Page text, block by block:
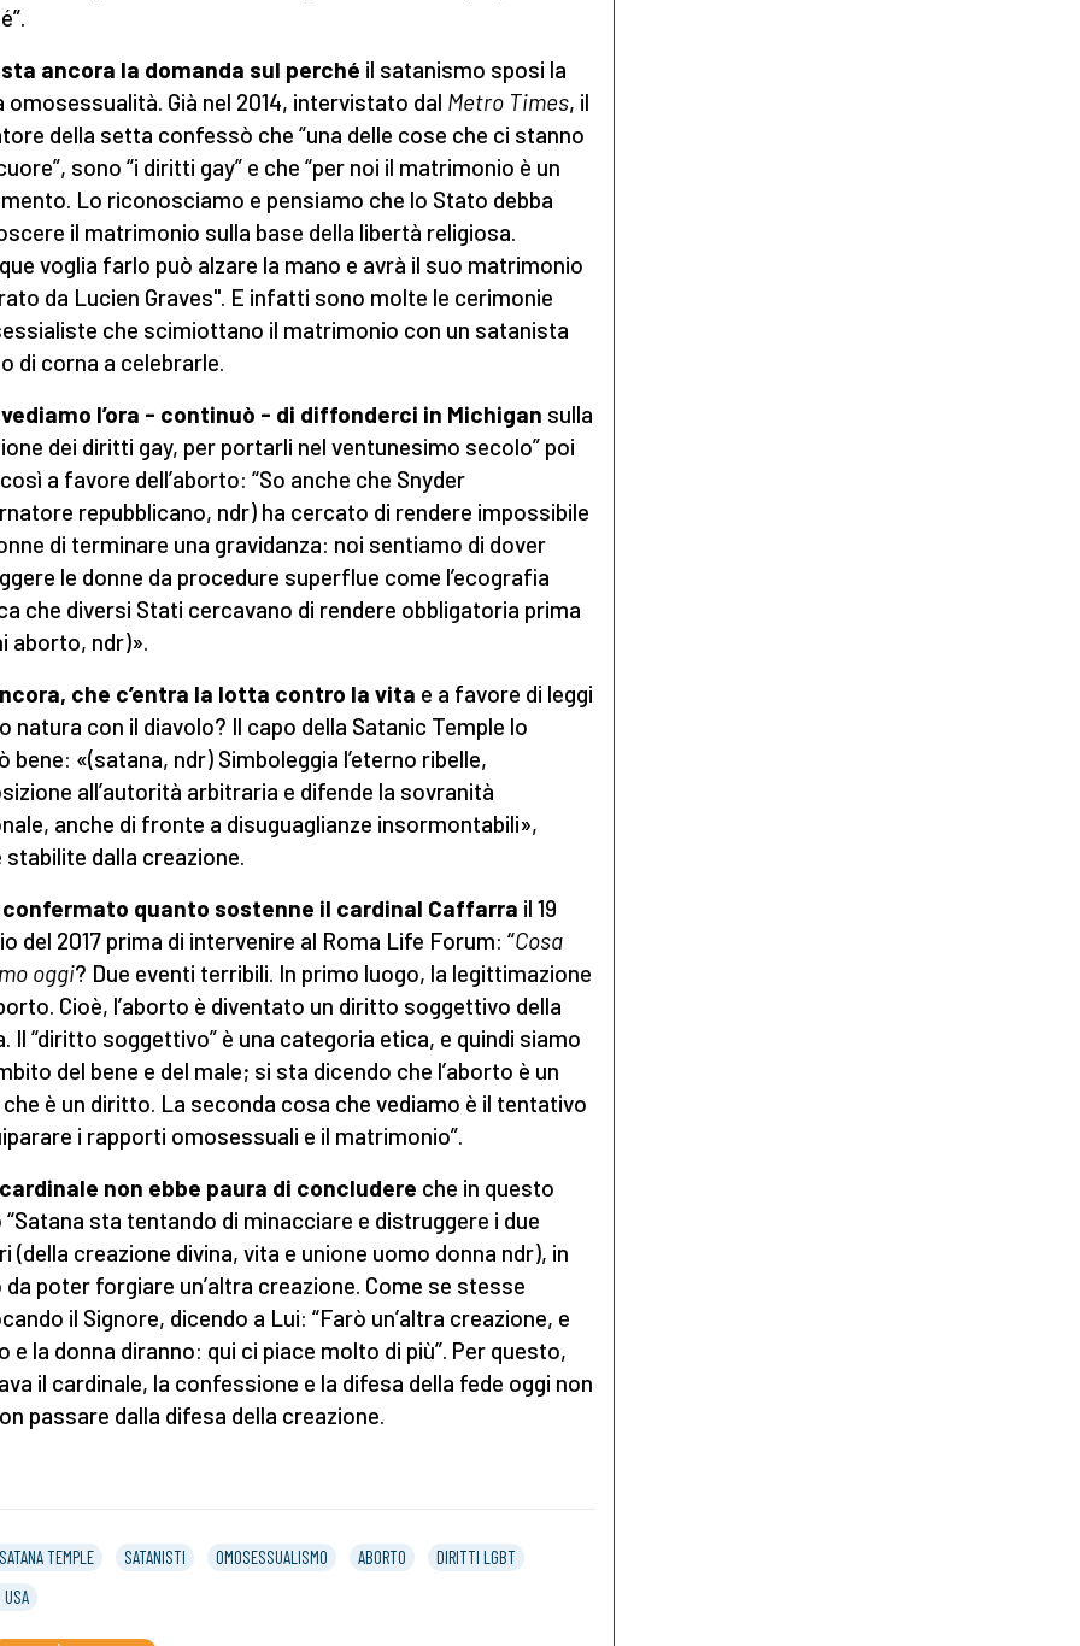
ancora la domanda sul perché il satanismo sposi la
omosessualità. Già nel 2014, intervistato dal Metro Times, il
della setta confessò che “una delle cose che ci stanno
sono “i diritti gay” e che “per noi il matrimonio è un
Lo riconosciamo e pensiamo che lo Stato debba
il matrimonio sulla base della libertà religiosa.
voglia farlo può alzare la mano e avrà il suo matrimonio
da Lucien Graves". E infatti sono molte le cerimonie
che scimiottano il matrimonio con un satanista
di corna a celebrarle.
l’ora - continuò - di diffonderci in Michigan sulla
dei diritti gay, per portarli nel ventunesimo secolo” poi
a favore dell’aborto: “So anche che Snyder
repubblicano, ndr) ha cercato di rendere impossibile
di terminare una gravidanza: noi sentiamo di dover
le donne da procedure superflue come l’ecografia
che diversi Stati cercavano di rendere obbligatoria prima
aborto, ndr)».
che c’entra la lotta contro la vita e a favore di leggi
natura con il diavolo? Il capo della Satanic Temple lo
bene: «(satana, ndr) Simboleggia l’eterno ribelle,
all’autorità arbitraria e difende la sovranità
anche di fronte a disuguaglianze insormontabili»,
stabilite dalla creazione.
quanto sostenne il cardinal Caffarra il 19
del 2017 prima di intervenire al Roma Life Forum: “Cosa
oggi? Due eventi terribili. In primo luogo, la legittimazione
Cioè, l’aborto è diventato un diritto soggettivo della
Il “diritto soggettivo” è una categoria etica, e quindi siamo
del bene e del male; si sta dicendo che l’aborto è un
che è un diritto. La seconda cosa che vediamo è il tentativo
i rapporti omosessuali e il matrimonio”.
non ebbe paura di concludere che in questo
sta tentando di minacciare e distruggere i due
(della creazione divina, vita e unione uomo donna ndr), in
poter forgiare un’altra creazione. Come se stesse
il Signore, dicendo a Lui: “Farò un’altra creazione, e
e la donna diranno: qui ci piace molto di più”. Per questo,
il cardinale, la confessione e la difesa della fede oggi non
passare dalla difesa della creazione.
SATANA TEMPLE SATANISTI OMOSESSUALISMO ABORTO
DIRITTI LGBT
USA